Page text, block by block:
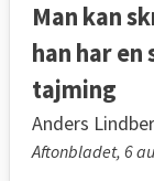
Man kan
han har
tajming
Anders
Aftonbladet, 6